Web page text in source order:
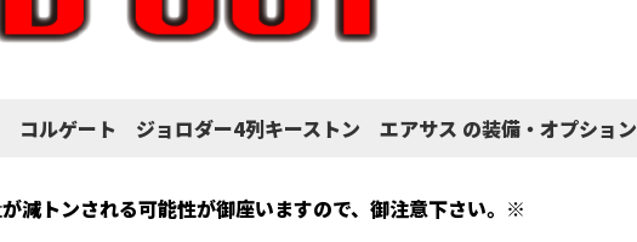
ルゲート ジョロダー4列キーストン エアサス の装備・オプション
減トンされる可能性が御座いますので、御注意下さい。※